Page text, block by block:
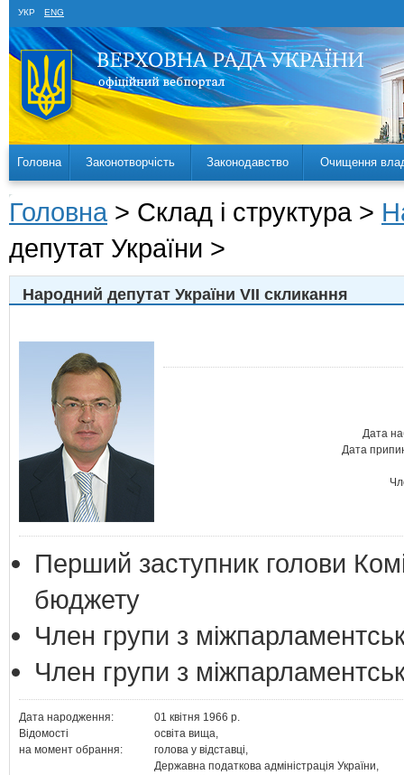
УКР ENG
Головна Законотворчість Законодавство Очищення
Головна > Склад і структура >
депутат України >
Народний депутат України VII скликання
Дата
Дата
Перший заступник голови
бюджету
Член групи з
Член групи з
Дата народження:
01 квітня 1966 р.
Відомості
на момент обрання:
освіта вища,
голова у відставці,
Державна податкова адміністрація України,